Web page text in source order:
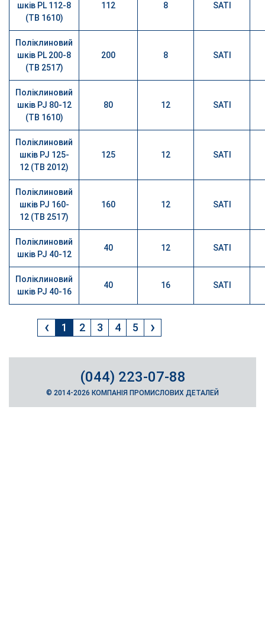
шків PL 112-8
(TB 1610)
112 8 SATI
Поліклиновий
шків PL 200-8
(TB 2517)
200 8 SATI
Поліклиновий
шків PJ 80-12
(TB 1610)
80 12 SATI
Поліклиновий
шків PJ 125-
12 (TB 2012)
125 12 SATI
Поліклиновий
шків PJ 160-
12 (TB 2517)
160 12 SATI
Поліклиновий
шків PJ 40-12
40 12 SATI
Поліклиновий
шків PJ 40-16
40 16 SATI
‹ 1 2 3 4 5 ›
(044) 223-07-88
© 2014-2026 КОМПАНІЯ ПРОМИСЛОВИХ ДЕТАЛЕЙ